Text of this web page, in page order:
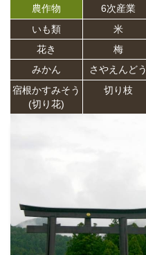
農作物
6次産業
いも類
米
花き
梅
みかん
さやえんどう
宿根かすみそう
(切り花)
切り枝